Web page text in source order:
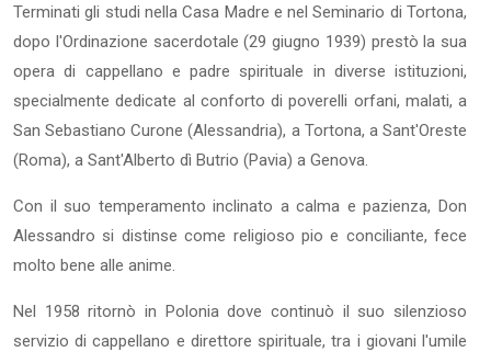
Terminati gli studi nella Casa Madre e nel Seminario di Tortona,
dopo l'Ordinazione sacerdotale (29 giugno 1939) prestò la sua
opera di cappellano e padre spirituale in diverse istituzioni,
specialmente dedicate al conforto di poverelli orfani, malati, a
San Sebastiano Curone (Alessandria), a Tortona, a Sant'Oreste
(Roma), a Sant'Alberto dì Butrio (Pavia) a Genova.
Con il suo temperamento inclinato a calma e pazienza, Don
Alessandro si distinse come religioso pio e conciliante, fece
molto bene alle anime.
Nel 1958 ritornò in Polonia dove continuò il suo silenzioso
servizio di cappellano e direttore spirituale, tra i giovani l'umile